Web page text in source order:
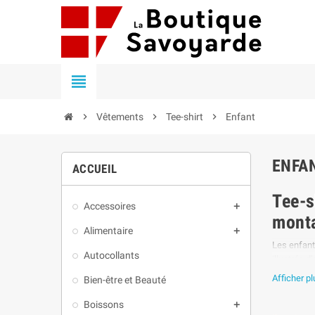

 Vêtements  Tee-shirt  Enfant
ACCUEIL
Accessoires 
Alimentaire 
Autocollants
Bien-être et Beauté
Boissons 
Tee-
Les
Nos tee-
Afficher